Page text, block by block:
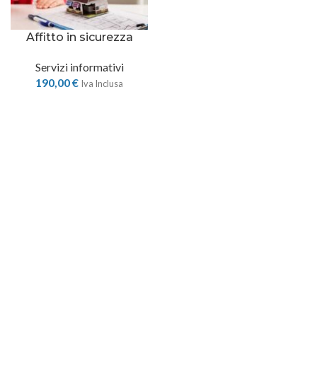
Affitto in sicurezza
Servizi informativi
190,00€ Iva Inclusa